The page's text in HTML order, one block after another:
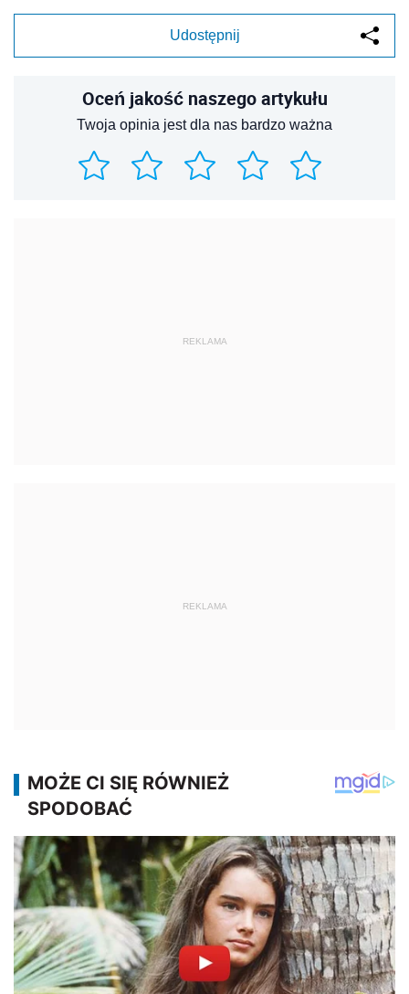
Udostępnij
Oceń jakość naszego artykułu
Twoja opinia jest dla nas bardzo ważna
REKLAMA
REKLAMA